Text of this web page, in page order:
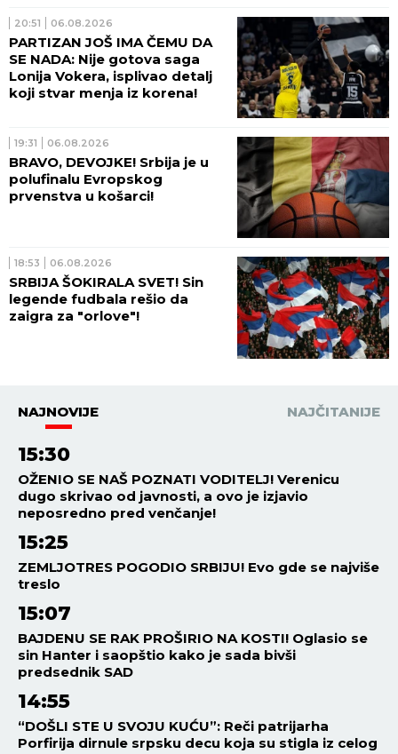
20:51 06.08.2026
PARTIZAN JOŠ IMA ČEMU DA
SE NADA: Nije gotova saga
Lonija Vokera, isplivao detalj
koji stvar menja iz korena!
19:31 06.08.2026
BRAVO, DEVOJKE! Srbija je u
polufinalu Evropskog
prvenstva u košarci!
18:53 06.08.2026
SRBIJA ŠOKIRALA SVET! Sin
legende fudbala rešio da
zaigra za "orlove"!
NAJNOVIJE NAJČITANIJE
15:30
OŽENIO SE NAŠ POZNATI VODITELJ! Verenicu
dugo skrivao od javnosti, a ovo je izjavio
neposredno pred venčanje!
15:25
ZEMLJOTRES POGODIO SRBIJU! Evo gde se najviše
treslo
15:07
BAJDENU SE RAK PROŠIRIO NA KOSTI! Oglasio se
sin Hanter i saopštio kako je sada bivši
predsednik SAD
14:55
“DOŠLI STE U SVOJU KUĆU”: Reči patrijarha
Porfirija dirnule srpsku decu koja su stigla iz celog